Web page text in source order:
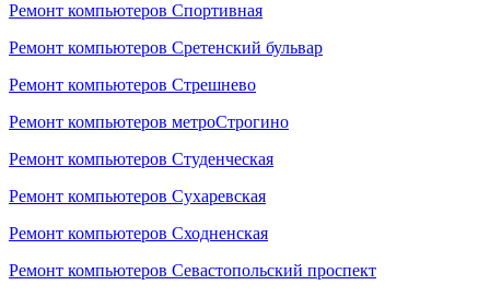
Ремонт компьютеров Спортивная
Ремонт компьютеров Сретенский бульвар
Ремонт компьютеров Стрешнево
Ремонт компьютеров метроСтрогино
Ремонт компьютеров Студенческая
Ремонт компьютеров Сухаревская
Ремонт компьютеров Сходненская
Ремонт компьютеров Севастопольский проспект